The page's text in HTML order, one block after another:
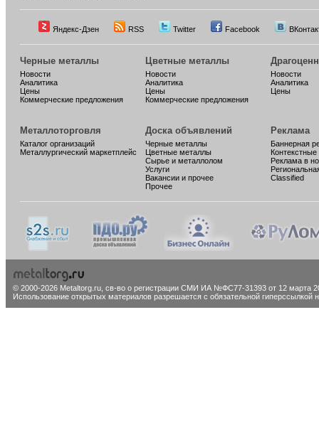
Яндекс-Дзен RSS Twitter Facebook
Черные металлы
Новости
Аналитика
Цены
Коммерческие предложения
Цветные металлы
Новости
Аналитика
Цены
Коммерческие предложения
Новости
Аналитика
Цены
Металлоторговля
Каталог организаций
Металлургический маркетплейс
Доска объявлений
Черные металлы
Цветные металлы
Сырье и металлолом
Услуги
Вакансии и прочее
Прочее
Реклама
Баннерная
Реклама в
Classified
© 2000-2026 Metaltorg.ru, св-во о регистрации СМИ ИА №ФС77-31393 от 12 марта
Использование открытых материалов разрешается с обязательной гиперссылкой